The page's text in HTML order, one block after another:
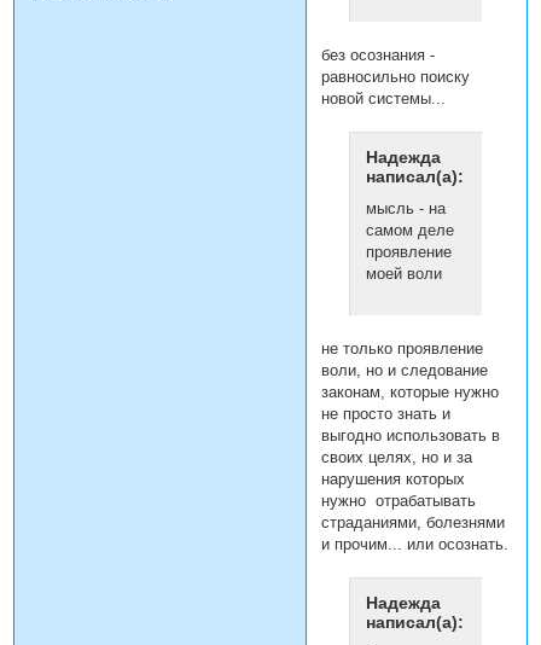
без осознания -
равносильно поиску
новой системы...
Надежда
написал(а):
мысль - на
самом деле
проявление
моей воли
не только проявление
воли, но и следование
законам, которые нужно
не просто знать и
выгодно использовать в
своих целях, но и за
нарушения которых
нужно отрабатывать
страданиями, болезнями
и прочим... или осознать.
Надежда
написал(а):